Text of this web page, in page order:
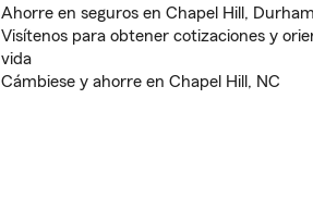
Ahorre en seguros en Chapel Hill,
Visítenos para obtener cotizaciones y
vida
Cámbiese y ahorre en Chapel Hill, NC